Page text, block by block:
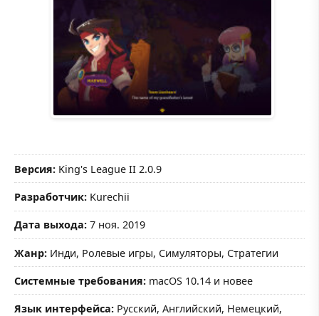
Версия: King's League II 2.0.9
Разработчик: Kurechii
Дата выхода: 7 ноя. 2019
Жанр: Инди, Ролевые игры, Симуляторы, Стратегии
Системные требования: macOS 10.14 и новее
Язык интерфейса: Русский, Английский, Немецкий,